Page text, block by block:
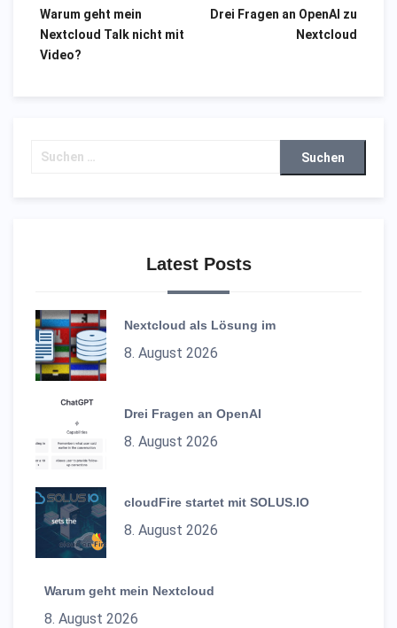
Beitragsnavigation
Warum geht mein
Nextcloud Talk nicht mit
Video?
Drei Fragen an OpenAI zu
Nextcloud
Suchen
Latest Posts
Nextcloud als Lösung im
8. August 2026
Drei Fragen an OpenAI
8. August 2026
cloudFire startet mit SOLUS.IO
8. August 2026
Warum geht mein Nextcloud
8. August 2026